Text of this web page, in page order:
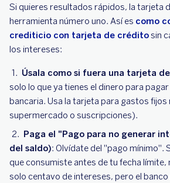
Si quieres resultados rápidos, la tarjeta
herramienta número uno. Así es como
crediticio con tarjeta de créditosin
los intereses:
Úsala como si fuera una tarjeta
solo lo que ya tienes el dinero para
bancaria. Usa la tarjeta para gastos fijos
supermercado o suscripciones).
Paga el "Pago para no generar
del saldo): Olvídate del "pago mínimo".
que consumiste antes de tu fecha límite,
solo centavo de intereses, pero el